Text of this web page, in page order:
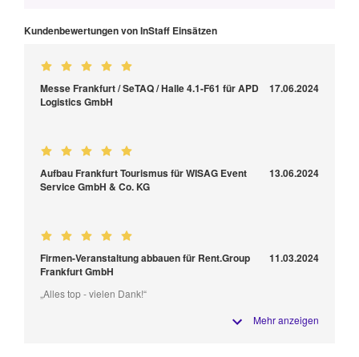
Kundenbewertungen von InStaff Einsätzen
Messe Frankfurt / SeTAQ / Halle 4.1-F61 für APD
Logistics GmbH
17.06.2024
Aufbau Frankfurt Tourismus für WISAG Event
Service GmbH & Co. KG
13.06.2024
Firmen-Veranstaltung abbauen für Rent.Group
Frankfurt GmbH
11.03.2024
„Alles top - vielen Dank!“
Mehr anzeigen